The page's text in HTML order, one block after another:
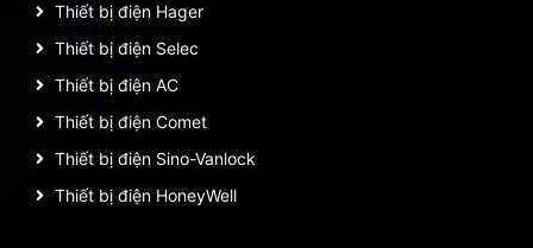
Thiết bị điện Hager
Thiết bị điện Selec
Thiết bị điện AC
Thiết bị điện Comet
Thiết bị điện Sino-Vanlock
Thiết bị điện HoneyWell